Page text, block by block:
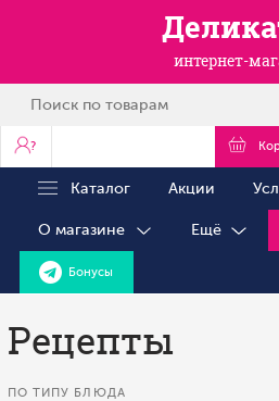
интернет-
?
Каталог Акции
О магазине Ещё
Бонусы
Рецепты
ПО ТИПУ БЛЮДА